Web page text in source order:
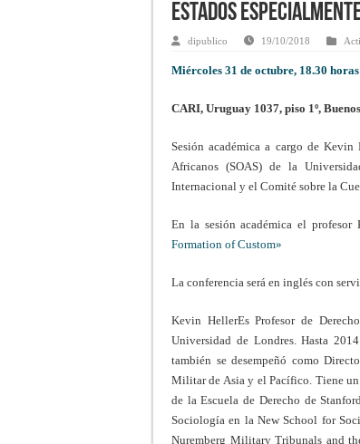
Estados
dipublico 19/10/2018
Miércoles 31 de octubre, 18.30
CARI, Uruguay 1037, piso 1º,
Sesión académica a cargo de
Africanos (SOAS) de la
Internacional y el Comité sobre la
En la sesión académica el
Formation of Custom»
La conferencia será en inglés con
Kevin HellerEs Profesor de
Universidad de Londres. Hasta
también se desempeñó como
Militar de Asia y el Pacífico. Tiene
de la Escuela de Derecho de
Sociología en la New School for
Nuremberg Military Tribunals and